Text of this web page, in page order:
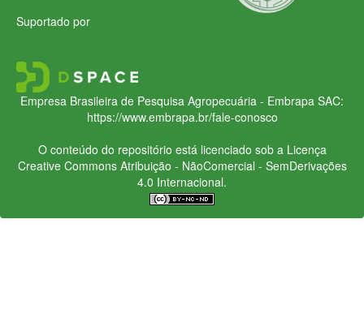
Suportado por
Empresa Brasileira de Pesquisa Agropecuária - Embrapa SAC:
https://www.embrapa.br/fale-conosco
O conteúdo do repositório está licenciado sob a Licença
Creative CommonsAtribuição - NãoComercial - SemDerivações
4.0 Internacional.